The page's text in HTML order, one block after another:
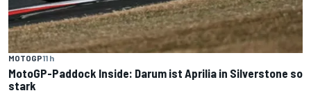
MOTOGP11 h
MotoGP-Paddock Inside: Darum ist Aprilia in Silverstone so
stark